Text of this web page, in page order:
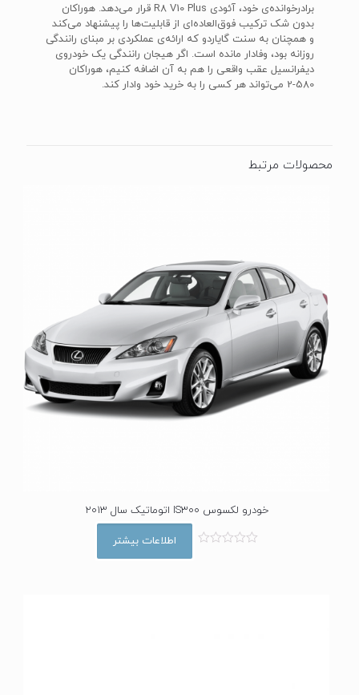
برادرخوانده‌ی خود، آئودی R8 V10 Plus قرار می‌دهد. هوراکان
بدون شک ترکیب فوق‌العاده‌ای از قابلیت‌ها را پیشنهاد می‌کند
و همچنان به سنت گایاردو که ارائه‌ی عملکردی بر مبنای رانندگی
روزانه بود، وفادار مانده است. اگر هیجان رانندگی یک خودروی
دیفرانسیل عقب واقعی را هم به آن اضافه کنیم، هوراکان
580-2 می‌تواند هر کسی را به خرید خود وادار کند.
محصولات مرتبط
خودرو لکسوس IS300 اتوماتیک سال 2013
اطلاعات بیشتر